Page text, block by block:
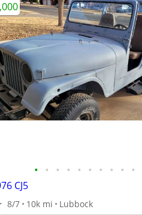
• • • • • • • • • •
CJ5
8/7 10k mi Lubbock